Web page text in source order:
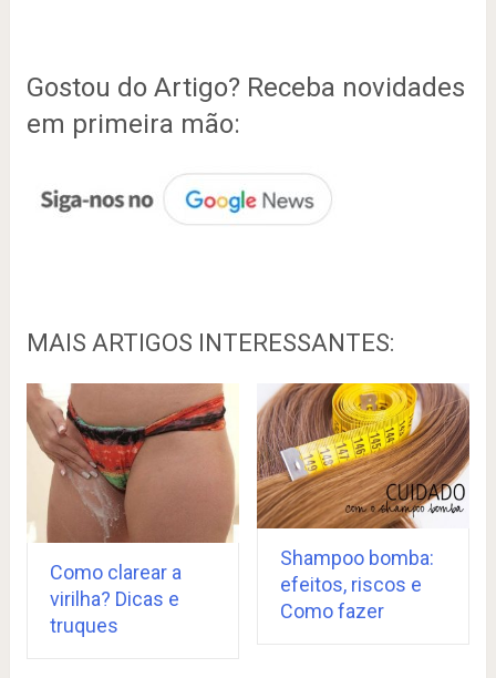
Gostou do Artigo? Receba novidades
em primeira mão:
MAIS ARTIGOS INTERESSANTES:
Como clarear a
virilha? Dicas e
truques
Shampoo bomba:
efeitos, riscos e
Como fazer